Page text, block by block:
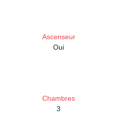
Ascenseur
Oui
Chambres
3